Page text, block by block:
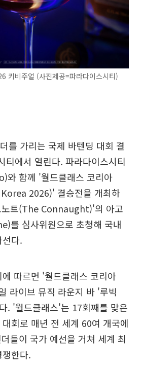
키비주얼 (사진제공=파라다이스시티)
를 가리는 국제 바텐딩 대회 결
티에서 열린다. 파라다이스시티
와 함께 '월드클래스 코리아
2026)' 결승전을 개최하
노트(The Connaught)'의 아고
를 심사위원으로 초청해 국내
다.
따르면 '월드클래스 코리아
라이브 뮤직 라운지 바 '루빅
. '월드클래스'는 17회째를 맞은
회로 매년 전 세계 60여 개국에
들이 국가 예선을 거쳐 세계 최
한다.